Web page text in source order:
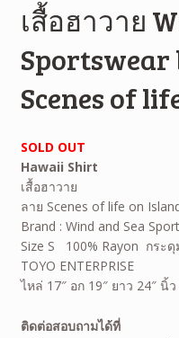
เสื้อฮาวาย
Sportswear
Scenes of
SOLD OUT
Hawaii Shirt
เสื้อฮาวาย
ลาย Scenes of life on
Brand : Wind and Sea
Size S 100% Rayon กระดุ
TOYO ENTERPRISE
ไหล่ 17″ อก 19″ ยาว 24″ นิ้ว
ติดต่อสอบถามได้ที่